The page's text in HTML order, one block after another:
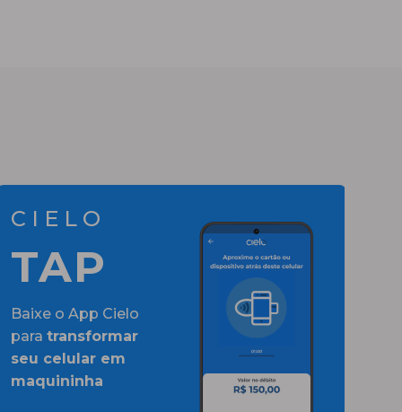
CIELO
TAP
Baixe o App Cielo
paratransformar
seu celular em
maquininha